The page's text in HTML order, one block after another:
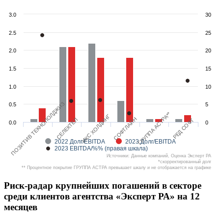
2022 Долг/EBITDA
2023 Долг/EBITDA
2023 EBITDA/%% (правая шкала)
ПОЗИТИВ ТЕКНОЛОЛДЖИЗСЕЛЕКТЕЛИКС ХОЛДИНГСОФТЛАЙНГРУППА АСТРА**РЕД СОФТ 0
5
10
15
20
25
30
0.0
0.5
1.0
1.5
2.0
2.5
3.0
Источники: Данные компаний, Оценка Эксперт РА
*скорректированный долг
** Процентное покрытие ГРУППА АСТРА превышает шкалу и не отображается на графике
Риск-радар крупнейших погашений в секторе
среди клиентов агентства «Эксперт РА» на 12
месяцев